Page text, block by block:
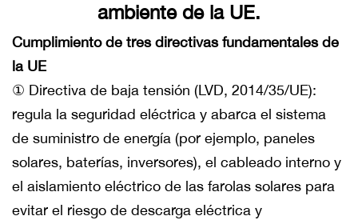
ambiente de la UE.
Cumplimiento de tres directivas fundamentales de
la UE
① Directiva de baja tensión (LVD, 2014/35/UE):
regula la seguridad eléctrica y abarca el sistema
de suministro de energía (por ejemplo, paneles
solares, baterías, inversores), el cableado interno y
el aislamiento eléctrico de las farolas solares para
evitar el riesgo de descarga eléctrica y